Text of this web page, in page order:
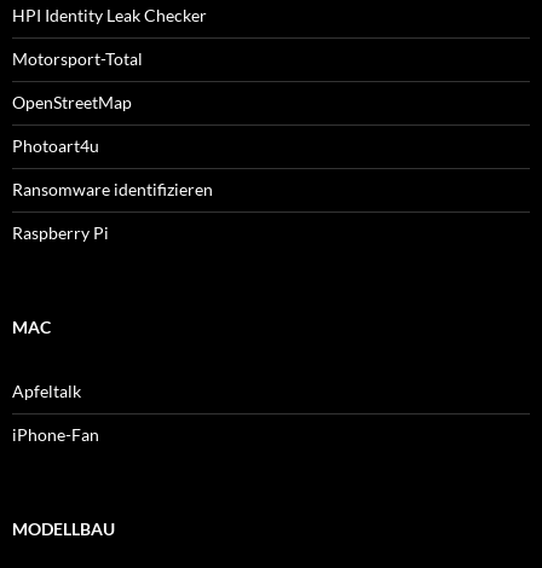
HPI Identity Leak Checker
Motorsport-Total
OpenStreetMap
Photoart4u
Ransomware identifizieren
Raspberry Pi
MAC
Apfeltalk
iPhone-Fan
MODELLBAU